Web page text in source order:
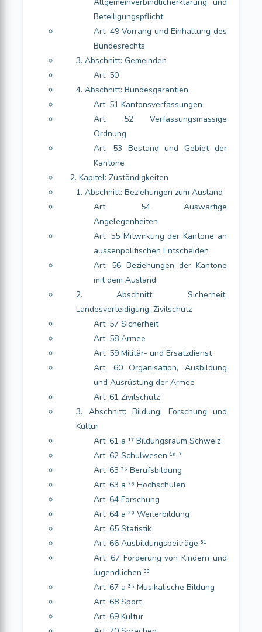
Beteiligungspflicht
Art. 49 Vorrang und Einhaltung des
Bundesrechts
3. Abschnitt: Gemeinden
Art. 50
4. Abschnitt: Bundesgarantien
Art. 51 Kantonsverfassungen
Art. 52 Verfassungsmässige
Ordnung
Art. 53 Bestand und Gebiet der
Kantone
2. Kapitel: Zuständigkeiten
1. Abschnitt: Beziehungen zum Ausland
Art. 54 Auswärtige
Angelegenheiten
Art. 55 Mitwirkung der Kantone an
aussenpolitischen Entscheiden
Art. 56 Beziehungen der Kantone
mit dem Ausland
2. Abschnitt: Sicherheit,
Landesverteidigung, Zivilschutz
Art. 57 Sicherheit
Art. 58 Armee
Art. 59 Militär- und Ersatzdienst
Art. 60 Organisation, Ausbildung
und Ausrüstung der Armee
Art. 61 Zivilschutz
3. Abschnitt: Bildung, Forschung und
Kultur
Art. 61 a ¹⁷ Bildungsraum Schweiz
Art. 62 Schulwesen ¹⁹ *
Art. 63 ²⁵ Berufsbildung
Art. 63 a ²⁶ Hochschulen
Art. 64 Forschung
Art. 64 a ²⁹ Weiterbildung
Art. 65 Statistik
Art. 66 Ausbildungsbeiträge ³¹
Art. 67 Förderung von Kindern und
Jugendlichen ³³
Art. 67 a ³⁵ Musikalische Bildung
Art. 68 Sport
Art. 69 Kultur